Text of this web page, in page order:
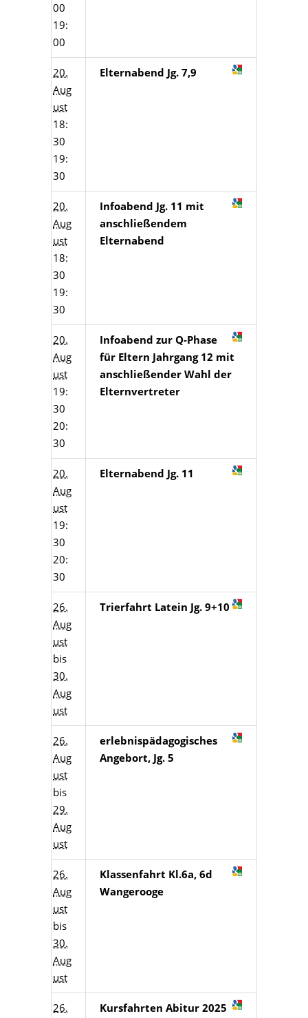
00
19:
00
20.
Aug
ust
18:
30
19:
30
Elternabend Jg. 7,9
20.
Aug
ust
18:
30
19:
30
Infoabend Jg. 11 mit
anschließendem
Elternabend
20.
Aug
ust
19:
30
20:
30
Infoabend zur Q-Phase
für Eltern Jahrgang 12 mit
anschließender Wahl der
Elternvertreter
20.
Aug
ust
19:
30
20:
30
Elternabend Jg. 11
26.
Aug
ust
bis
30.
Aug
ust
Trierfahrt Latein Jg. 9+10
26.
Aug
ust
bis
29.
Aug
ust
erlebnispädagogisches
Angebort, Jg. 5
26.
Aug
ust
bis
30.
Aug
ust
Klassenfahrt Kl.6a, 6d
Wangerooge
26. Kursfahrten Abitur 2025